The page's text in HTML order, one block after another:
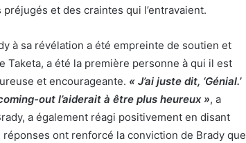
et des craintes qui l’entravaient.
à sa révélation a été empreinte de soutien et
Taketa, a été la première personne à qui il est
et encourageante. « J’ai juste dit, ‘Génial.’
out l’aiderait à être plus heureux », a
a également réagi positivement en disant
réponses ont renforcé la conviction de Brady que